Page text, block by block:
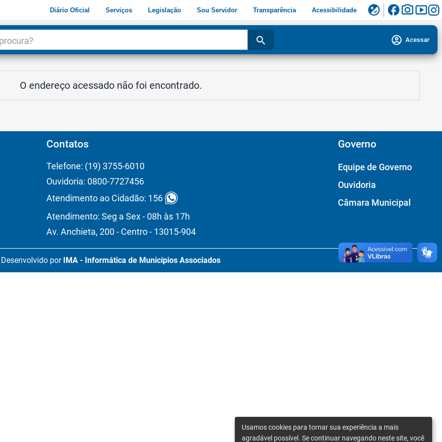
Diário Oficial Serviços Legislação Sou Servidor Transparência Acessibilidade flaky facebookphoto_camerasmart_display
search account_circle Acessar
O endereço acessado não foi encontrado.
Contatos
Telefone: (19) 3755-6010
Ouvidoria: 0800-7727456
Atendimento ao Cidadão: 156
Atendimento: Seg a Sex - 08h às 17h
Av. Anchieta, 200 - Centro - 13015-904
Governo
Equipe de Governo
Ouvidoria
Câmara Municipal
Desenvolvido por IMA - Informática de Municípios Associados
Usamos cookies para tornar sua experiência a mais
agradável possível. Se continuar navegando neste site, você